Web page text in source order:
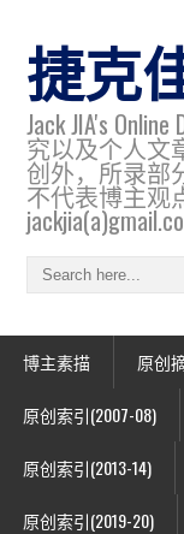
捷克
Jack JIA's
究以及个人文
创外，所录部
不代表博主观
博主素描 原创
原创索引(2007-08)
原创索引(2013-14)
原创索引(2019-20)